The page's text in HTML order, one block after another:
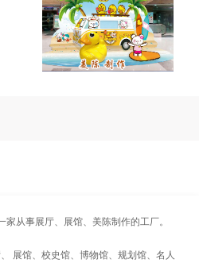
从事展厅、展馆、美陈制作的工厂。
展馆、校史馆、博物馆、规划馆、名人